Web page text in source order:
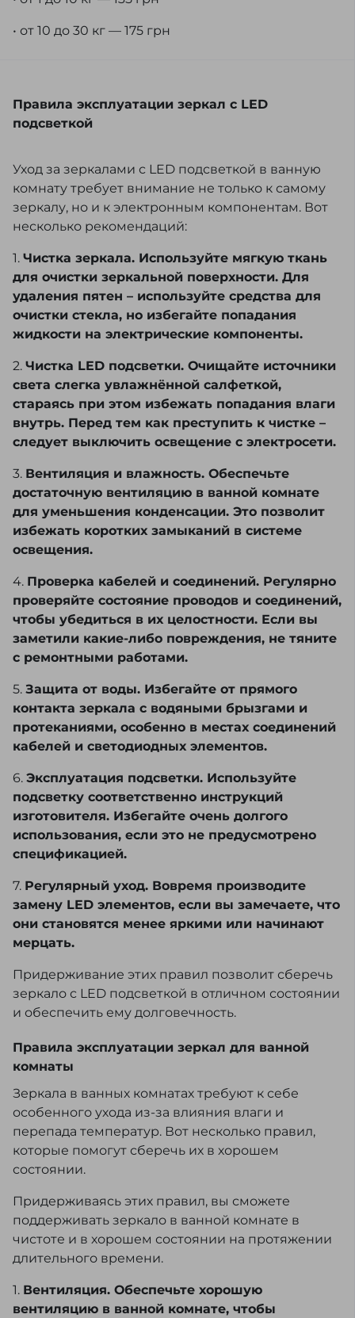
• от 10 до 30 кг — 175 грн
Правила эксплуатации зеркал с LED
подсветкой
Уход за зеркалами с LED подсветкой в ванную
комнату требует внимание не только к самому
зеркалу, но и к электронным компонентам. Вот
несколько рекомендаций:
1. Чистка зеркала. Используйте мягкую ткань
для очистки зеркальной поверхности. Для
удаления пятен – используйте средства для
очистки стекла, но избегайте попадания
жидкости на электрические компоненты.
2. Чистка LED подсветки. Очищайте источники
света слегка увлажнённой салфеткой,
стараясь при этом избежать попадания влаги
внутрь. Перед тем как преступить к чистке –
следует выключить освещение с электросети.
3. Вентиляция и влажность. Обеспечьте
достаточную вентиляцию в ванной комнате
для уменьшения конденсации. Это позволит
избежать коротких замыканий в системе
освещения.
4. Проверка кабелей и соединений. Регулярно
проверяйте состояние проводов и соединений,
чтобы убедиться в их целостности. Если вы
заметили какие-либо повреждения, не тяните
с ремонтными работами.
5. Защита от воды. Избегайте от прямого
контакта зеркала с водяными брызгами и
протеканиями, особенно в местах соединений
кабелей и светодиодных элементов.
6. Эксплуатация подсветки. Используйте
подсветку соответственно инструкций
изготовителя. Избегайте очень долгого
использования, если это не предусмотрено
спецификацией.
7. Регулярный уход. Вовремя производите
замену LED элементов, если вы замечаете, что
они становятся менее яркими или начинают
мерцать.
Придерживание этих правил позволит сберечь
зеркало с LED подсветкой в отличном состоянии
и обеспечить ему долговечность.
Правила эксплуатации зеркал для ванной
комнаты
Зеркала в ванных комнатах требуют к себе
особенного ухода из-за влияния влаги и
перепада температур. Вот несколько правил,
которые помогут сберечь их в хорошем
состоянии.
Придерживаясь этих правил, вы сможете
поддерживать зеркало в ванной комнате в
чистоте и в хорошем состоянии на протяжении
длительного времени.
1. Вентиляция. Обеспечьте хорошую
вентиляцию в ванной комнате, чтобы